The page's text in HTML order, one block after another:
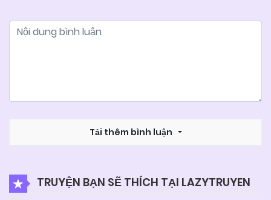
Tải thêm bình luận
TRUYỆN BẠN SẼ THÍCH TẠI LAZYTRUYEN